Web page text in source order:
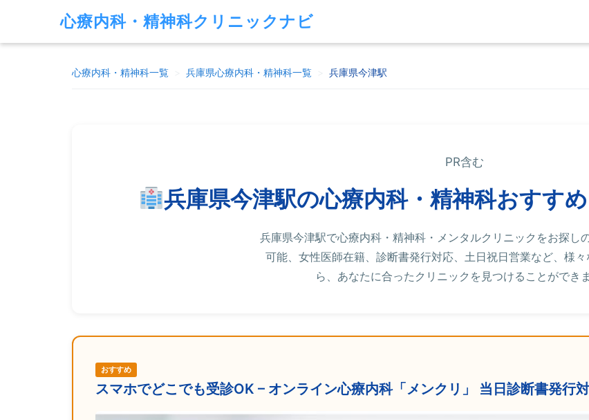
心療内科・精神科クリニックナビ
心療内科・精神科一覧 兵庫県心療内科・精神科一覧 兵庫県今津駅
PR含む
兵庫県今津駅の心療内科・精神科おすす
兵庫県今津駅で心療内科・精神科・メンタルクリニックをお探し
可能、女性医師在籍、診断書発行対応、土日祝日営業など、様
ら、あなたに合ったクリニックを見つけることができま
おすすめ
スマホでどこでも受診OK – オンライン心療内科「メンクリ」 当日診断書発行